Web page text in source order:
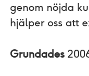
genom nöjda
hjälper oss att
Grundades